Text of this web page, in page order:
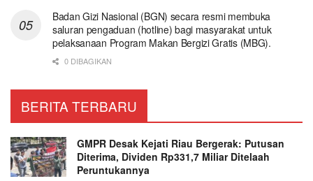
Badan Gizi Nasional (BGN) secara resmi membuka
saluran pengaduan (hotline) bagi masyarakat untuk
pelaksanaan Program Makan Bergizi Gratis (MBG).
0 DIBAGIKAN
BERITA TERBARU
GMPR Desak Kejati Riau Bergerak: Putusan
Diterima, Dividen Rp331,7 Miliar Ditelaah
Peruntukannya